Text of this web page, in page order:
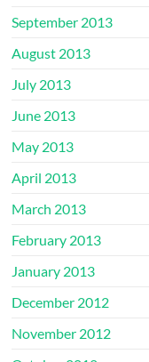
September 2013
August 2013
July 2013
June 2013
May 2013
April 2013
March 2013
February 2013
January 2013
December 2012
November 2012